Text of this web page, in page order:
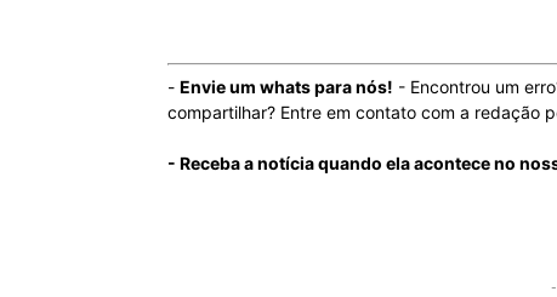
- Envie um whats para nós! - Encontrou um
compartilhar? Entre em contato com a redação
- Receba a notícia quando ela acontece no